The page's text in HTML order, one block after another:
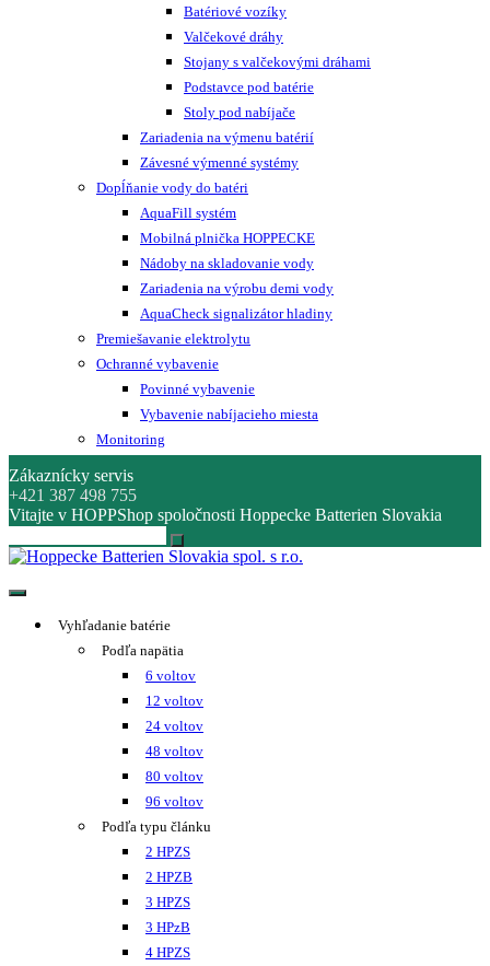
Batériové vozíky
Valčekové dráhy
Stojany s valčekovými dráhami
Podstavce pod batérie
Stoly pod nabíjače
Zariadenia na výmenu batérií
Závesné výmenné systémy
Dopĺňanie vody do batéri
AquaFill systém
Mobilná plnička HOPPECKE
Nádoby na skladovanie vody
Zariadenia na výrobu demi vody
AquaCheck signalizátor hladiny
Premiešavanie elektrolytu
Ochranné vybavenie
Povinné vybavenie
Vybavenie nabíjacieho miesta
Monitoring
Zákaznícky servis
+421 387 498 755
Vitajte v HOPPShop spoločnosti Hoppecke Batterien Slovakia
Hoppecke Batterien Slovakia spol. s r.o.
Online B2B konfigurátor HOPPECKE
Vyhľadanie batérie
Podľa napätia
6 voltov
12 voltov
24 voltov
48 voltov
80 voltov
96 voltov
Podľa typu článku
2 HPZS
2 HPZB
3 HPZS
3 HPzB
4 HPZS